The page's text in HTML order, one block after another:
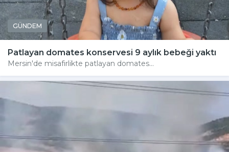
GÜNDEM
Patlayan domates konservesi 9 aylık bebeği yaktı
Mersin'de misafirlikte patlayan domates...